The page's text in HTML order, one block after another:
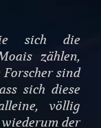
sich die
zählen,
sind
sich diese
völlig
der